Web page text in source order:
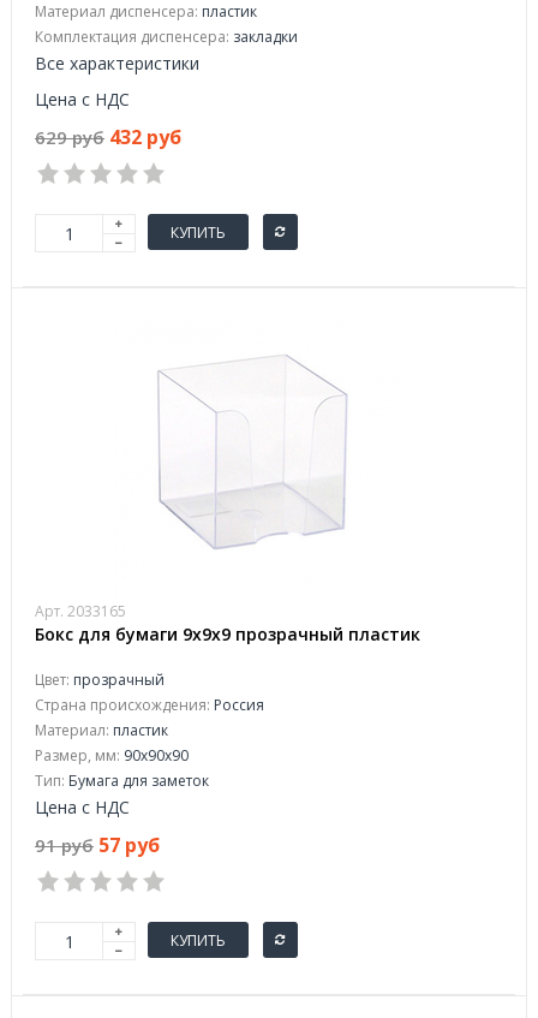
Материал диспенсера: пластик
Комплектация диспенсера: закладки
Все характеристики
Цена с НДС
629 руб 432 руб
КУПИТЬ
Арт. 2033165
Бокс для бумаги 9х9х9 прозрачный пластик
Цвет: прозрачный
Страна происхождения: Россия
Материал: пластик
Размер, мм: 90x90x90
Тип: Бумага для заметок
Цена с НДС
91 руб 57 руб
КУПИТЬ